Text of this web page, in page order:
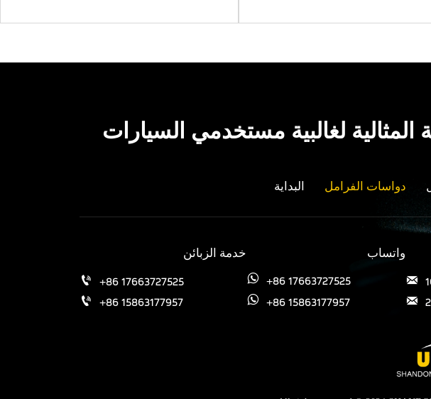
لغالبية مستخدمي السيارات
البداية دواسات الفرامل
خدمة الزبائن
 +86 17663727525
 +86 15863177957
واتساب
 +86 17663727525
 +86 15863177957

